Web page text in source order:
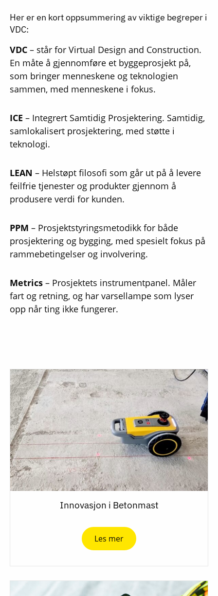
Her er en kort oppsummering av viktige begreper i
VDC:
VDC – står for Virtual Design and Construction.
En måte å gjennomføre et byggeprosjekt på,
som bringer menneskene og teknologien
sammen, med menneskene i fokus.
ICE – Integrert Samtidig Prosjektering. Samtidig,
samlokalisert prosjektering, med støtte i
teknologi.
LEAN – Helstøpt filosofi som går ut på å levere
feilfrie tjenester og produkter gjennom å
produsere verdi for kunden.
PPM – Prosjektstyringsmetodikk for både
prosjektering og bygging, med spesielt fokus på
rammebetingelser og involvering.
Metrics – Prosjektets instrumentpanel. Måler
fart og retning, og har varsellampe som lyser
opp når ting ikke fungerer.
Innovasjon i Betonmast
Les mer